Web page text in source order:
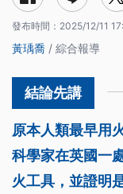
發布時間： 2025/12/11
黃瑀喬 / 綜合報導
原本人類最早用
科學家在英國一
火工具，並證明